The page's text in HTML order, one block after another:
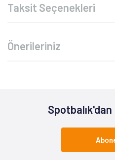
Taksit Seçenekleri
Önerileriniz